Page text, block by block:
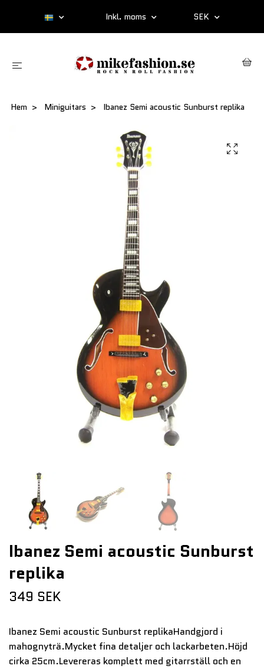
Inkl. moms SEK
Hem Miniguitars Ibanez Semi acoustic Sunburst replika
Ibanez Semi acoustic Sunburst
replika
349 SEK
Ibanez Semi acoustic Sunburst replikaHandgjord i
mahognyträ.Mycket fina detaljer och lackarbeten.Höjd
cirka 25cm.Levereras komplett med gitarrställ och en